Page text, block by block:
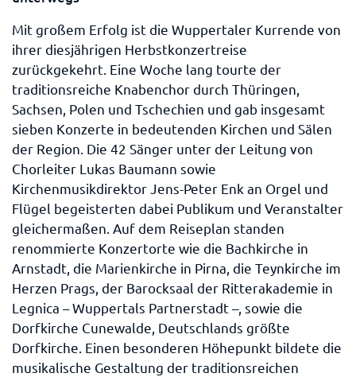
Mit großem Erfolg ist die Wuppertaler Kurrende von
ihrer diesjährigen Herbstkonzertreise
zurückgekehrt. Eine Woche lang tourte der
traditionsreiche Knabenchor durch Thüringen,
Sachsen, Polen und Tschechien und gab insgesamt
sieben Konzerte in bedeutenden Kirchen und Sälen
der Region. Die 42 Sänger unter der Leitung von
Chorleiter Lukas Baumann sowie
Kirchenmusikdirektor Jens-Peter Enk an Orgel und
Flügel begeisterten dabei Publikum und Veranstalter
gleichermaßen. Auf dem Reiseplan standen
renommierte Konzertorte wie die Bachkirche in
Arnstadt, die Marienkirche in Pirna, die Teynkirche im
Herzen Prags, der Barocksaal der Ritterakademie in
Legnica – Wuppertals Partnerstadt –, sowie die
Dorfkirche Cunewalde, Deutschlands größte
Dorfkirche. Einen besonderen Höhepunkt bildete die
musikalische Gestaltung der traditionsreichen